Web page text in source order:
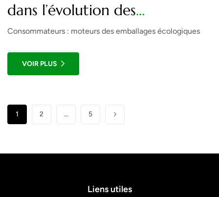
dans l’évolution des
emballages écologiques
Consommateurs : moteurs des emballages écologiques
VOIR PLUS
1 2 … 5
Liens utiles